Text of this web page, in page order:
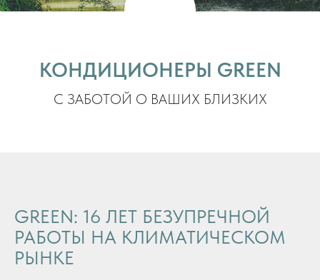
КОНДИЦИОНЕРЫ GREEN
С ЗАБОТОЙ О ВАШИХ БЛИЗКИХ
GREEN: 16 ЛЕТ БЕЗУПРЕЧНОЙ
РАБОТЫ НА КЛИМАТИЧЕСКОМ
РЫНКЕ